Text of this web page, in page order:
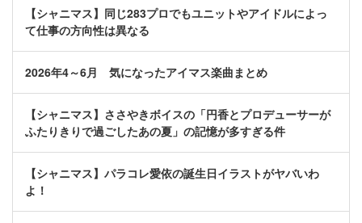
【シャニマス】同じ283プロでもユニットやアイドルによっ
て仕事の方向性は異なる
2026年4～6月 気になったアイマス楽曲まとめ
【シャニマス】ささやきボイスの「円香とプロデューサーが
ふたりきりで過ごしたあの夏」の記憶が多すぎる件
【シャニマス】パラコレ愛依の誕生日イラストがヤバいわ
よ！